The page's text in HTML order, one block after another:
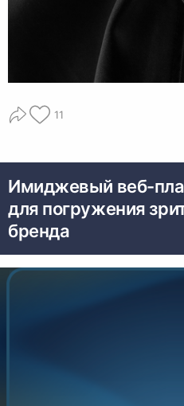
11
Имиджевый веб-
для погружения
бренда